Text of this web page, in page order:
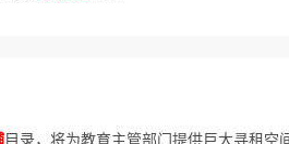
目录，将为教育主管部门提供巨大寻租